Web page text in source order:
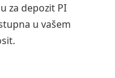
za depozit PI
u vašem